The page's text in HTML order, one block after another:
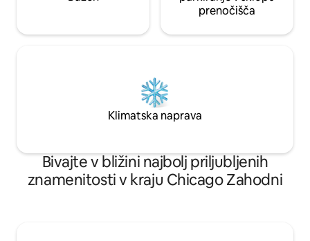
prenočišča
Klimatska naprava
Bivajte v bližini najbolj priljubljenih
znamenitosti v kraju Chicago Zahodni